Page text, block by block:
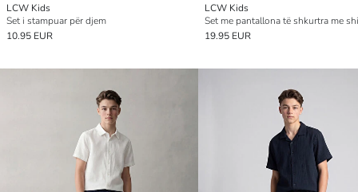
LCW Kids
Set i stampuar për djem
10.95 EUR
LCW Kids
19.95 EUR